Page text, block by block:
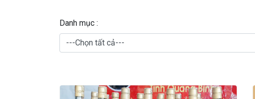
Danh mục :